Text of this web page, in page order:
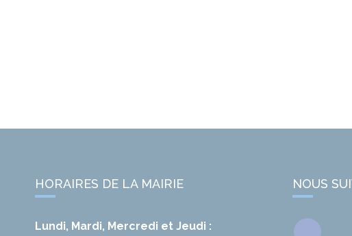
HORAIRES DE LA MAIRIE
Lundi, Mardi, Mercredi et Jeudi :
NOUS